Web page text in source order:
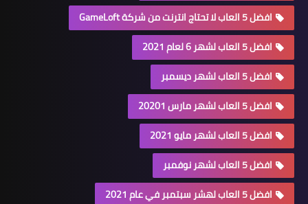
افضل 5 العاب لا تحتاج انترنت من شركة GameLoft
افضل 5 العاب لشهر 6 لعام 2021
افضل 5 العاب لشهر ديسمبر
افضل 5 العاب لشهر مارس 20201
افضل 5 العاب لشهر مايو 2021
افضل 5 العاب لشهر نوفمبر
افضل 5 العاب لهشر سبتمبر في عام 2021